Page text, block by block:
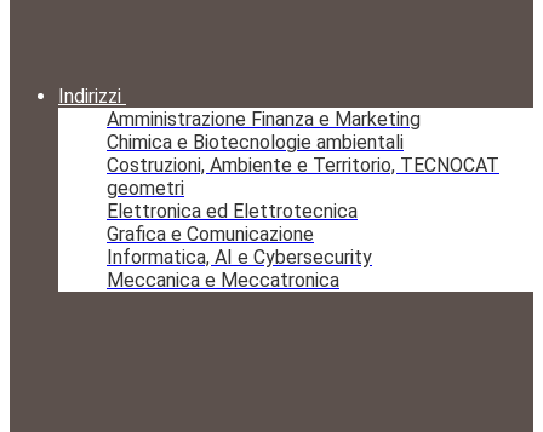
Indirizzi
Amministrazione Finanza e Marketing
Chimica e Biotecnologie ambientali
Costruzioni, Ambiente e Territorio, TECNOCAT
geometri
Elettronica ed Elettrotecnica
Grafica e Comunicazione
Informatica, AI e Cybersecurity
Meccanica e Meccatronica